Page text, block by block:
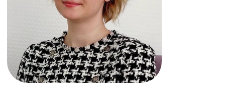
института психоанализа.